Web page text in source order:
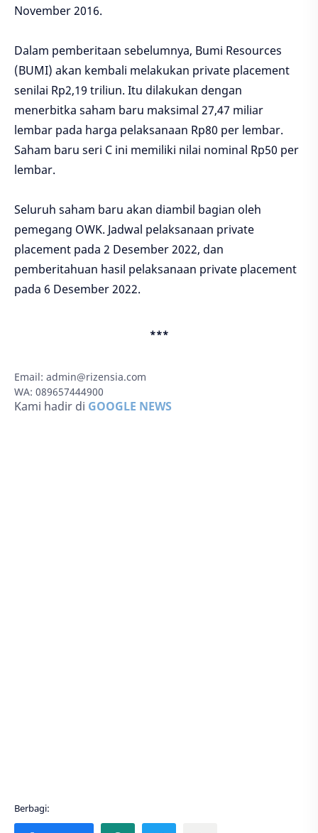
November 2016.
Dalam pemberitaan sebelumnya, Bumi Resources
(BUMI) akan kembali melakukan private placement
senilai Rp2,19 triliun. Itu dilakukan dengan
menerbitka saham baru maksimal 27,47 miliar
lembar pada harga pelaksanaan Rp80 per lembar.
Saham baru seri C ini memiliki nilai nominal Rp50 per
lembar.
Seluruh saham baru akan diambil bagian oleh
pemegang OWK. Jadwal pelaksanaan private
placement pada 2 Desember 2022, dan
pemberitahuan hasil pelaksanaan private placement
pada 6 Desember 2022.
***
Email: admin@rizensia.com
WA: 089657444900
Kami hadir di GOOGLE NEWS